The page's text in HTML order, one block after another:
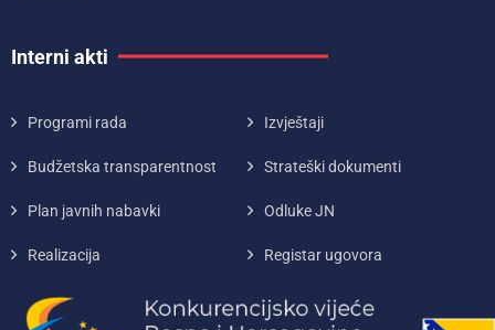
Interni akti
Programi rada Izvještaji
Budžetska transparentnost Strateški dokumenti
Plan javnih nabavki Odluke JN
Realizacija Registar ugovora